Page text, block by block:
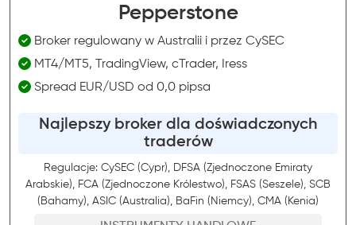
Pepperstone
Broker regulowany w Australii i przez CySEC
MT4/MT5, TradingView, cTrader, Iress
Spread EUR/USD od 0,0 pipsa
Najlepszy broker dla doświadczonych
traderów
Regulacje: CySEC (Cypr), DFSA (Zjednoczone Emiraty
Arabskie), FCA (Zjednoczone Królestwo), FSAS (Seszele), SCB
(Bahamy), ASIC (Australia), BaFin (Niemcy), CMA (Kenia)